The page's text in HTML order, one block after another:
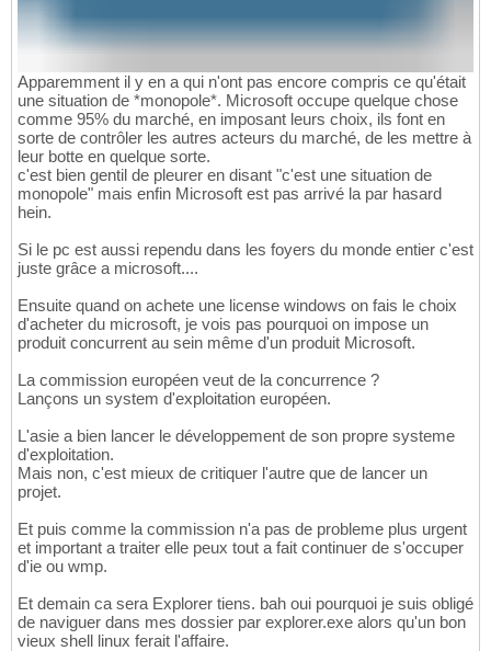
Apparemment il y en a qui n'ont pas encore compris ce qu'était
une situation de *monopole*. Microsoft occupe quelque chose
comme 95% du marché, en imposant leurs choix, ils font en
sorte de contrôler les autres acteurs du marché, de les mettre à
leur botte en quelque sorte.
c'est bien gentil de pleurer en disant "c'est une situation de
monopole" mais enfin Microsoft est pas arrivé la par hasard
hein.
Si le pc est aussi rependu dans les foyers du monde entier c'est
juste grâce a microsoft....
Ensuite quand on achete une license windows on fais le choix
d'acheter du microsoft, je vois pas pourquoi on impose un
produit concurrent au sein même d'un produit Microsoft.
La commission européen veut de la concurrence ?
Lançons un system d'exploitation européen.
L'asie a bien lancer le développement de son propre systeme
d'exploitation.
Mais non, c'est mieux de critiquer l'autre que de lancer un
projet.
Et puis comme la commission n'a pas de probleme plus urgent
et important a traiter elle peux tout a fait continuer de s'occuper
d'ie ou wmp.
Et demain ca sera Explorer tiens. bah oui pourquoi je suis obligé
de naviguer dans mes dossier par explorer.exe alors qu'un bon
vieux shell linux ferait l'affaire.